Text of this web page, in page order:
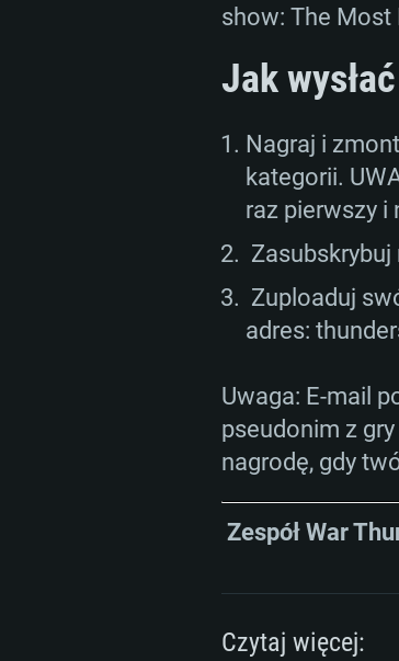
Pamięć: 4GB
Karta graficzna: Karta
AMD Radeon 77XX /
Minimalna
Połączenie sieciowe:
Dysk twardy: 22.1 GB
Karta graficzna: Intel Iris
podobna od AMD/
rozdzielczość to 720p.
Połączenie sieciowe:
Dysk twardy: 22.1 GB
Pamięć: 4 GB
Karta graficzna: NVIDIA
sterownikami (nie
podobna od AMD z
starsze niż 6 miesięcy)
to 720p) ze wsparciem
Połączenie sieciowe:
Dysk twardy: 22.1 GB
show: The Most
Jak
Nagraj i
kategorii.
raz pierwszy i
Zasubskrybuj
Zuploaduj
adres:
Uwaga: E-mail
pseudonim z
nagrodę, gdy
Zespół War
Czytaj więcej: